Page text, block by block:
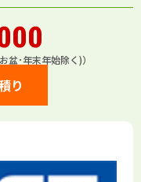
盆･年末年始除く)）
り